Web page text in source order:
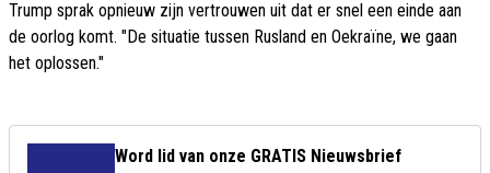
Trump sprak opnieuw zijn vertrouwen uit dat er snel een einde aan
de oorlog komt. "De situatie tussen Rusland en Oekraïne, we gaan
het oplossen."
Word lid van onze GRATIS Nieuwsbrief